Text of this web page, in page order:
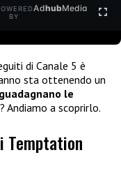
BY
AdhubMedia
di Canale 5 è
sta ottenendo un
le
Andiamo a scoprirlo.
Temptation